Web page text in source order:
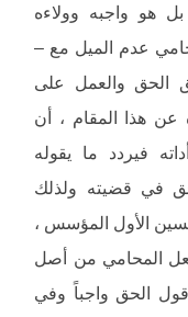
هو واجبه وولاءه
عدم الميل مع –
الحق والعمل على
عن هذا المقام ، أن
فيردد ما يقوله
في قضيته ولذلك
الأول المؤسس ،
المحامي من أصل
الحق واجباً وفي